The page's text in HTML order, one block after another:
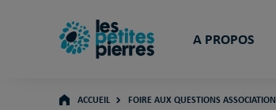
A PROPOS
ACCUEIL FOIRE AUX QUESTIONS ASSOCIATION